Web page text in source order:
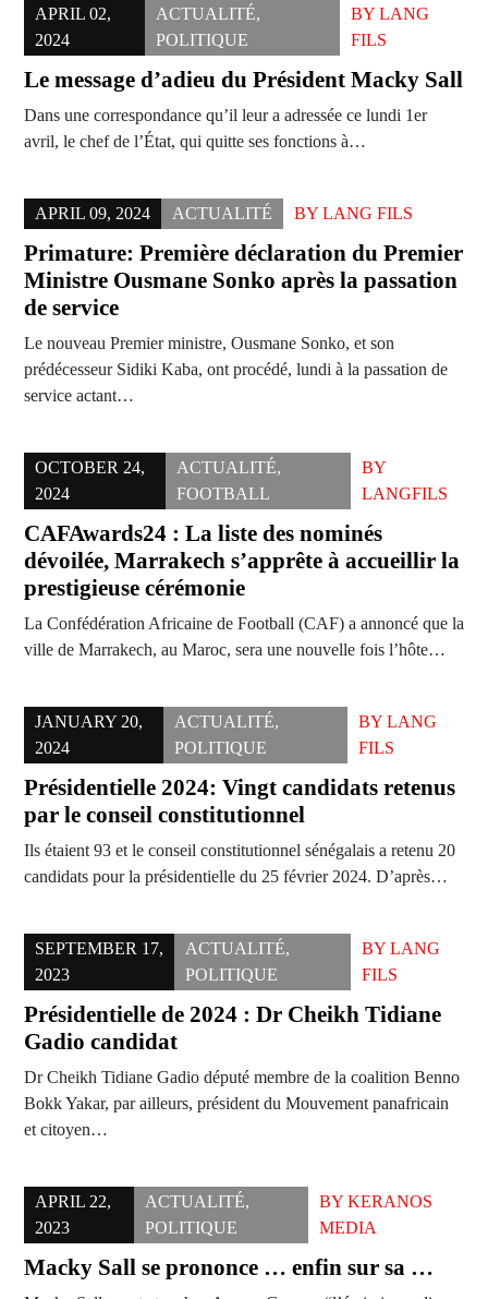
APRIL 02,
2024
ACTUALITÉ,
POLITIQUE
BYLANG
FILS
Le message d’adieu du Président Macky Sall
Dans une correspondance qu’il leur a adressée ce lundi 1er
avril, le chef de l’État, qui quitte ses fonctions à…
APRIL 09, 2024 ACTUALITÉ BY LANG FILS
Primature: Première déclaration du Premier
Ministre Ousmane Sonko après la passation
de service
Le nouveau Premier ministre, Ousmane Sonko, et son
prédécesseur Sidiki Kaba, ont procédé, lundi à la passation de
service actant…
OCTOBER 24,
2024
ACTUALITÉ,
FOOTBALL
BY
LANGFILS
CAFAwards24 : La liste des nominés
dévoilée, Marrakech s’apprête à accueillir la
prestigieuse cérémonie
La Confédération Africaine de Football (CAF) a annoncé que la
ville de Marrakech, au Maroc, sera une nouvelle fois l’hôte…
JANUARY 20,
2024
ACTUALITÉ,
POLITIQUE
BY LANG
FILS
Présidentielle 2024: Vingt candidats retenus
par le conseil constitutionnel
Ils étaient 93 et le conseil constitutionnel sénégalais a retenu 20
candidats pour la présidentielle du 25 février 2024. D’après…
SEPTEMBER 17,
2023
ACTUALITÉ,
POLITIQUE
BYLANG
FILS
Présidentielle de 2024 : Dr Cheikh Tidiane
Gadio candidat
Dr Cheikh Tidiane Gadio député membre de la coalition Benno
Bokk Yakar, par ailleurs, président du Mouvement panafricain
et citoyen…
APRIL 22,
2023
ACTUALITÉ,
POLITIQUE
BYKERANOS
MEDIA
Macky Sall se prononce … enfin sur sa …